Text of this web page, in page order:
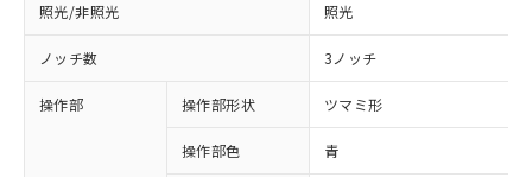
照光/非照光 照光
ノッチ数 3ノッチ
操作部 操作部形状 ツマミ形
操作部色 青